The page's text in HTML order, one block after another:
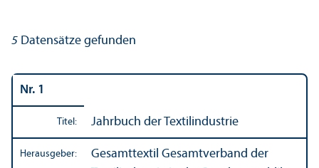
5 Datensätze gefunden
Nr. 1
Titel: Jahrbuch der Textilindustrie
Herausgeber:
Gesamttextil Gesamtverband der